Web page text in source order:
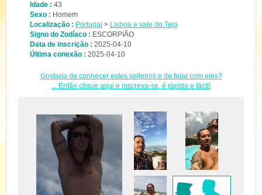
Idade : 43
Sexo : Homem
Localização : Portugal > Lisboa e vale do Tejo
Signo do Zodíaco : ESCORPIÃO
Data de inscrição : 2025-04-10
Última conexão : 2025-04-10
Gostaria de conhecer estes solteiros e de falar com eles?
... Então clique aqui e inscreva-se, é rápido e fácil!